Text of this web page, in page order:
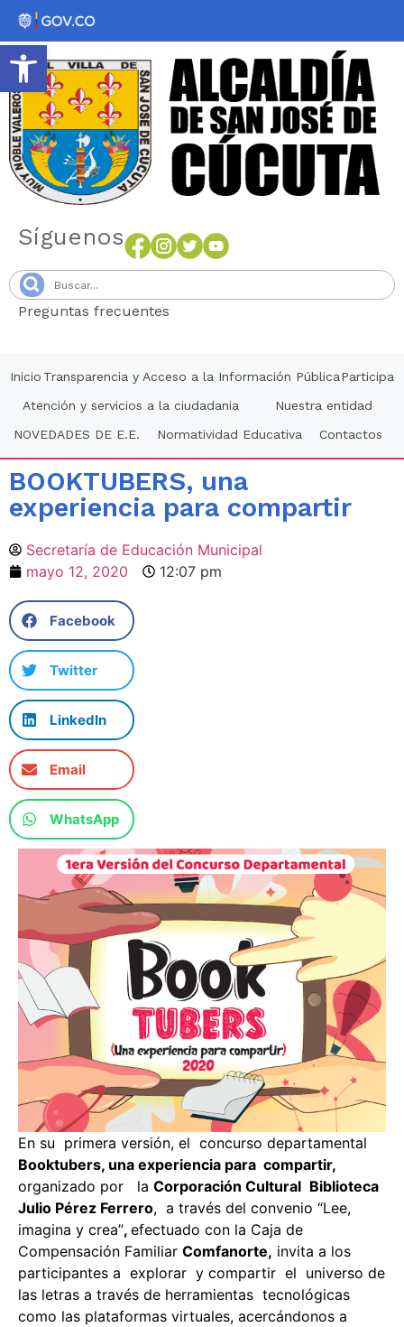
Abrir barra de herramientas
Síguenos
Preguntas frecuentes
Inicio Transparencia y Acceso a la Información PúblicaParticipa
Atención y servicios a la ciudadania
Nuestra entidad
NOVEDADES DE E.E.
Normatividad Educativa Contactos
BOOKTUBERS, una
experiencia para compartir
Secretaría de Educación Municipal
mayo 12, 2020
12:07 pm
Facebook
Twitter
LinkedIn
Email
WhatsApp
En su primera versión, el concurso departamental
Booktubers, una experiencia para compartir,
organizado por la Corporación Cultural Biblioteca
Julio Pérez Ferrero, a través del convenio “Lee,
imagina y crea”, efectuado con la Caja de
Compensación Familiar Comfanorte, invita a los
participantes a explorar y compartir el universo de
las letras a través de herramientas tecnológicas
como las plataformas virtuales, acercándonos a